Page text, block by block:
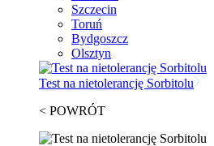
Szczecin
Toruń
Bydgoszcz
Olsztyn
Test na nietolerancję Sorbitolu
< POWRÓT